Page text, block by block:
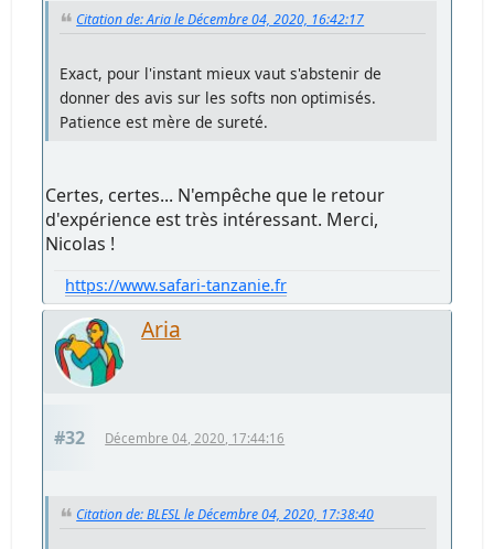
Citation de: Aria le Décembre 04, 2020, 16:42:17
Exact, pour l'instant mieux vaut s'abstenir de
donner des avis sur les softs non optimisés.
Patience est mère de sureté.
Certes, certes... N'empêche que le retour
d'expérience est très intéressant. Merci,
Nicolas !
https://www.safari-tanzanie.fr
Aria
#32 Décembre 04, 2020, 17:44:16
Citation de: BLESL le Décembre 04, 2020, 17:38:40